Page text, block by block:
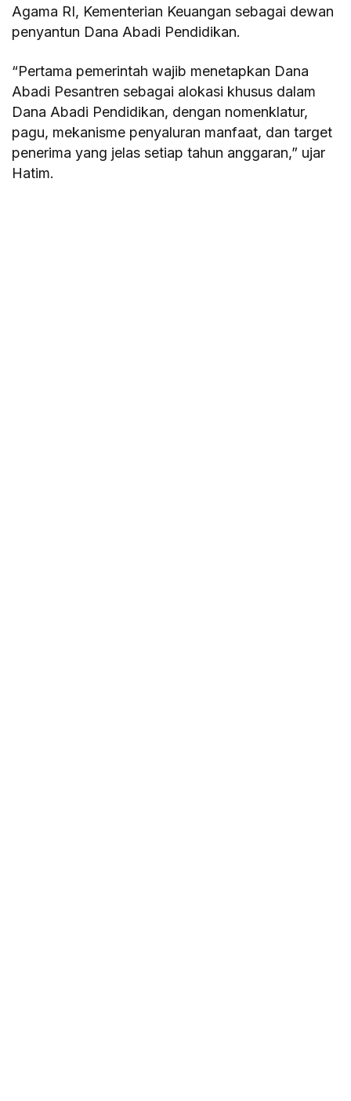
Agama RI, Kementerian Keuangan sebagai dewan
penyantun Dana Abadi Pendidikan.
“Pertama pemerintah wajib menetapkan Dana
Abadi Pesantren sebagai alokasi khusus dalam
Dana Abadi Pendidikan, dengan nomenklatur,
pagu, mekanisme penyaluran manfaat, dan target
penerima yang jelas setiap tahun anggaran,” ujar
Hatim.